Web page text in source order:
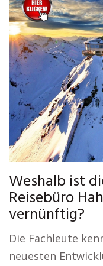
Weshalb ist
Reisebüro
vernünftig?
Die Fachleute
neuesten